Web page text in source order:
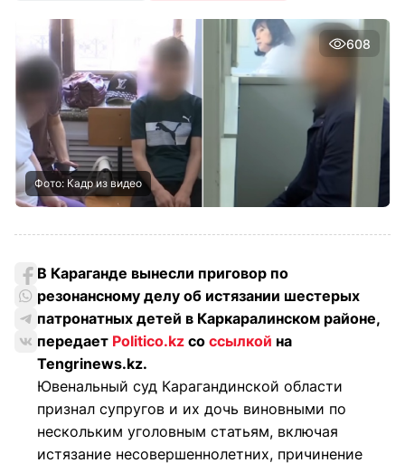
608
Фото: Кадр из видео
В Караганде вынесли приговор по
резонансному делу об истязании шестерых
патронатных детей в Каркаралинском районе,
передает Politico.kz со ссылкой на
Tengrinews.kz.
Ювенальный суд Карагандинской области
признал супругов и их дочь виновными по
нескольким уголовным статьям, включая
истязание несовершеннолетних, причинение